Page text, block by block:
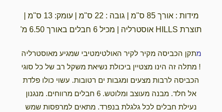
מידות : אורך 85 ס"מ | גובה : 22 ס"מ | עומק: 13 ס"מ |
תוצרת HILLS אוסטרליה | מכיל 6 חבלים באורך 6.50 מ'
מתקן הכביסה מקיר לקיר האולטימטיבי שמגיע מאוסטרליה
! מתלה זה הינו מצטיין ביכולת נשיאת משקל רב של כל סוגי
הכביסה לרבות מצעים ומגבות ים רטובות. עשוי כולו פלדת
אל חלד. מבנה מעוצב ומלוטש. 6 חבלים מרווחים. מנגנון
נעילת חבלים לכל גלגלת בנפרד. מתאים למרפסות שמש